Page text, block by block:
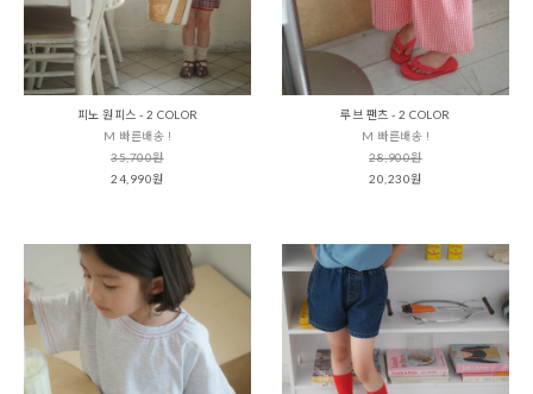
피노 원피스 - 2 COLOR
M 빠른배송 !
35,700원
24,990원
루브 팬츠 - 2 COLOR
M 빠른배송 !
28,900원
20,230원